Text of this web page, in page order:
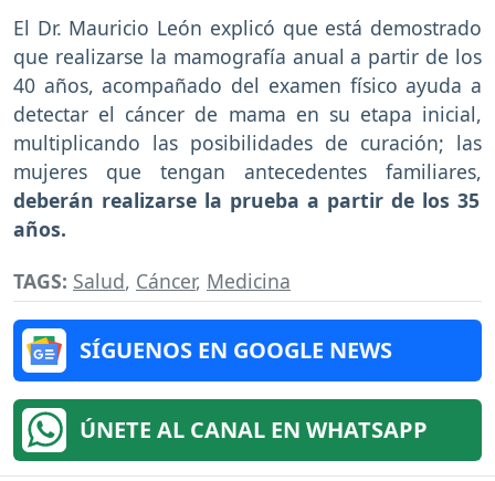
El Dr. Mauricio León explicó que está demostrado
que realizarse la mamografía anual a partir de los
40 años, acompañado del examen físico ayuda a
detectar el cáncer de mama en su etapa inicial,
multiplicando las posibilidades de curación; las
mujeres que tengan antecedentes familiares,
deberán realizarse la prueba a partir de los 35
años.
TAGS: Salud, Cáncer, Medicina
SÍGUENOS EN GOOGLE NEWS
ÚNETE AL CANAL EN WHATSAPP